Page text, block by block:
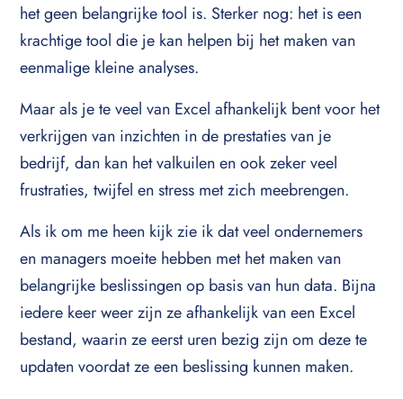
het geen belangrijke tool is. Sterker nog: het is een
krachtige tool die je kan helpen bij het maken van
eenmalige kleine analyses.
Maar als je te veel van Excel afhankelijk bent voor het
verkrijgen van inzichten in de prestaties van je
bedrijf, dan kan het valkuilen en ook zeker veel
frustraties, twijfel en stress met zich meebrengen.
Als ik om me heen kijk zie ik dat veel ondernemers
en managers moeite hebben met het maken van
belangrijke beslissingen op basis van hun data. Bijna
iedere keer weer zijn ze afhankelijk van een Excel
bestand, waarin ze eerst uren bezig zijn om deze te
updaten voordat ze een beslissing kunnen maken.